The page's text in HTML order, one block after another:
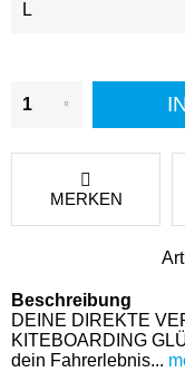
MERKEN
Beschreibung
DEINE DIREKTE
KITEBOARDING
dein Fahrerlebnis...